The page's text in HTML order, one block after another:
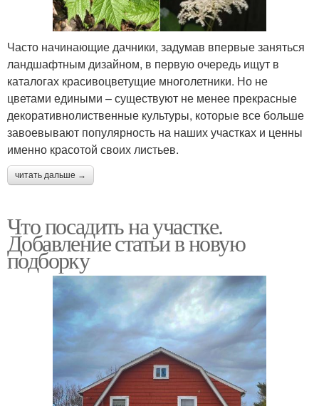
растения
Часто начинающие дачники, задумав впервые заняться
ландшафтным дизайном, в первую очередь ищут в
каталогах красивоцветущие многолетники. Но не
цветами едиными – существуют не менее прекрасные
декоративнолиственные культуры, которые все больше
завоевывают популярность на наших участках и ценны
именно красотой своих листьев.
читать дальше →
Что посадить на участке.
Добавление статьи в новую
подборку